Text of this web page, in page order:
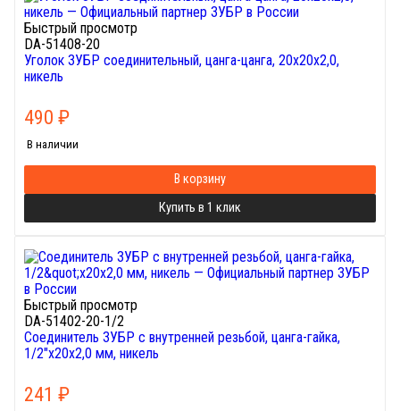
Быстрый просмотр
DA-51408-20
Уголок ЗУБР соединительный, цанга-цанга, 20х20х2,0,
никель
490 ₽
В наличии
В корзину
Купить в 1 клик
Быстрый просмотр
DA-51402-20-1/2
Соединитель ЗУБР с внутренней резьбой, цанга-гайка,
1/2"х20х2,0 мм, никель
241 ₽